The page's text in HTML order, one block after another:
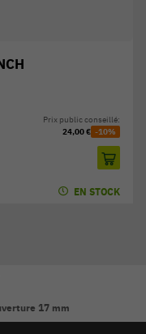
Prix public conseillé:
24,00 € -10%
EN STOCK
17 mm